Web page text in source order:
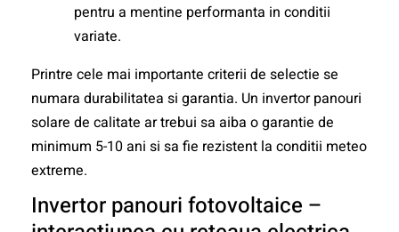
pentru a mentine performanta in conditii
variate.
Printre cele mai importante criterii de selectie se
numara durabilitatea si garantia. Un invertor panouri
solare de calitate ar trebui sa aiba o garantie de
minimum 5-10 ani si sa fie rezistent la conditii meteo
extreme.
Invertor panouri fotovoltaice –